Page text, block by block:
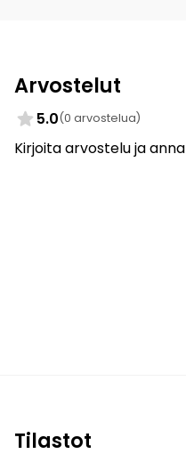
Arvostelut
5.0(0 arvostelua)
Kirjoita arvostelu ja
Tilastot